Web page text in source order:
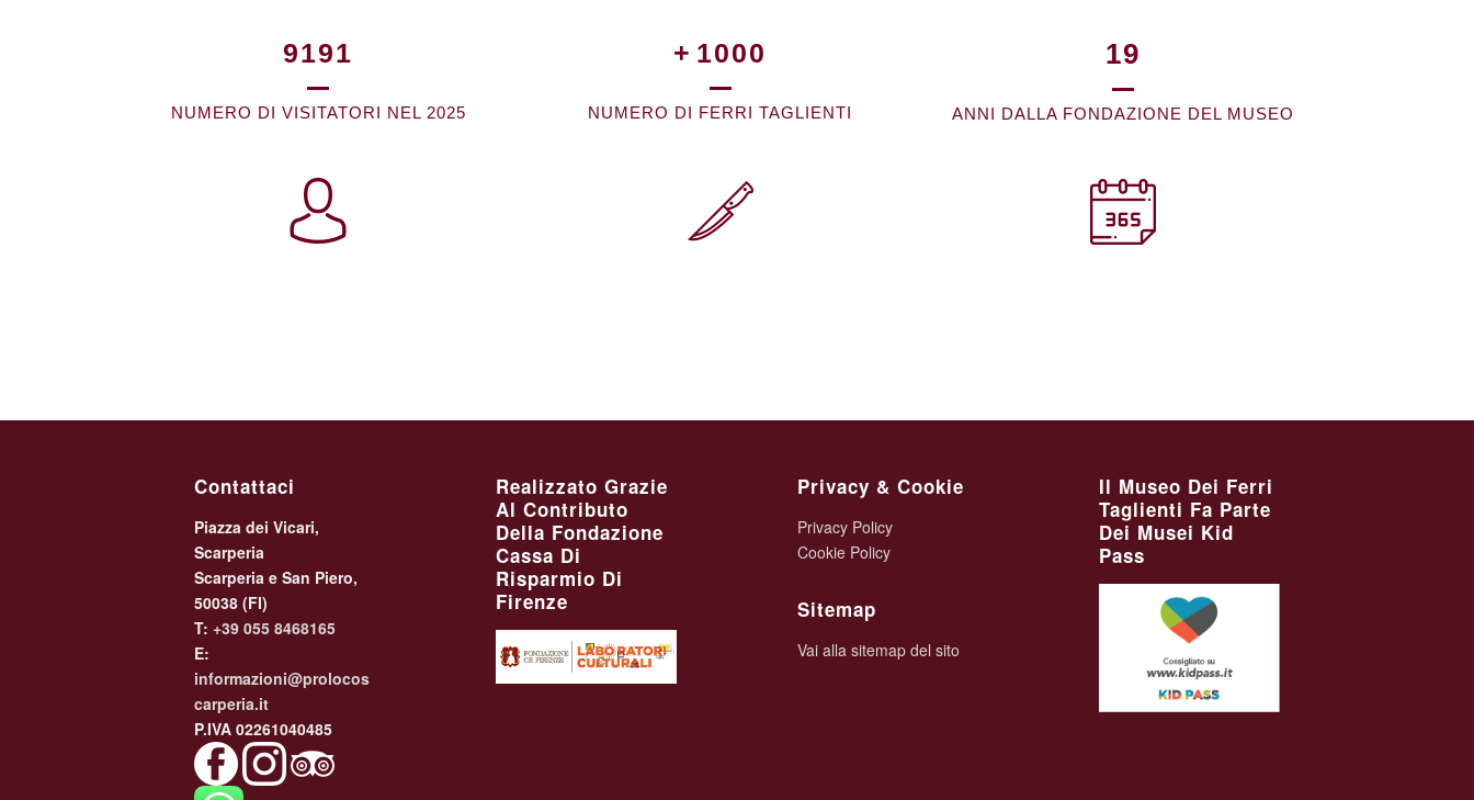
10577
NUMERO DI VISITATORI NEL 2025
+ 1000
NUMERO DI FERRI TAGLIENTI
21
ANNI DALLA FONDAZIONE DEL MUSEO
Contattaci
Piazza dei Vicari,
Scarperia
Scarperia e San Piero,
50038 (FI)
T: +39 055 8468165
E:
informazioni@prolocos
carperia.it
P.IVA 02261040485
Realizzato Grazie
Al Contributo
Della Fondazione
Cassa Di
Risparmio Di
Firenze
Privacy & Cookie
Privacy Policy
Cookie Policy
Sitemap
Vai alla sitemap del sito
Il Museo Dei Ferri
Taglienti Fa Parte
Dei Musei Kid
Pass